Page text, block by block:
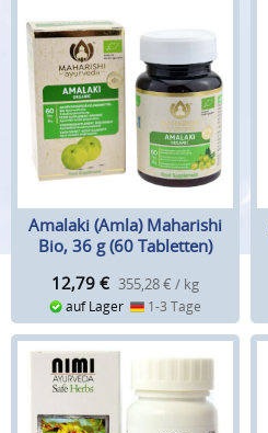
Amalaki (Amla) Maharishi
Bio, 36 g (60 Tabletten)
12,79 € 355,28 € / kg
auf Lager 1-3 Tage